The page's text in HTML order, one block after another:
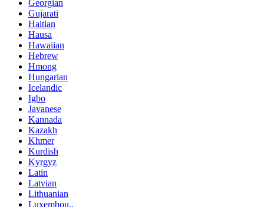
Georgian
Gujarati
Haitian
Hausa
Hawaiian
Hebrew
Hmong
Hungarian
Icelandic
Igbo
Javanese
Kannada
Kazakh
Khmer
Kurdish
Kyrgyz
Latin
Latvian
Lithuanian
Luxembou..